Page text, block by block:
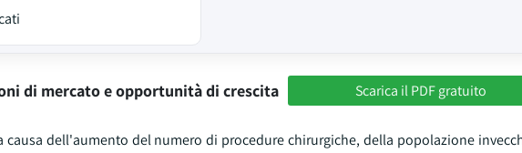
di mercato e opportunità di crescita Scarica il PDF gratuito
causa dell'aumento del numero di procedure chirurgiche, della popolazione